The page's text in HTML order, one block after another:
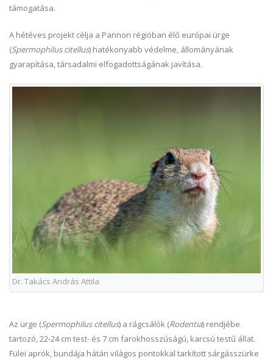
támogatása.
A hétéves projekt célja a Pannon régióban élő európai ürge
(Spermophilus citellus) hatékonyabb védelme, állományának
gyarapítása, társadalmi elfogadottságának javítása.
Dr. Takács András Attila
Az ürge (Spermophilus citellus) a rágcsálók (Rodentia) rendjébe
tartozó, 22-24 cm test- és 7 cm farokhosszúságú, karcsú testű állat.
Fülei aprók, bundája hátán világos pontokkal tarkított sárgásszürke